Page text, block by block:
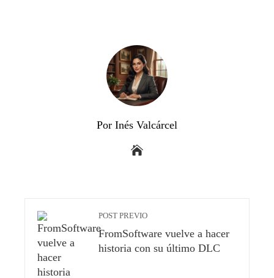
Por Inés Valcárcel
POST PREVIO
FromSoftware vuelve a hacer
historia con su último DLC